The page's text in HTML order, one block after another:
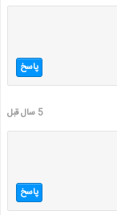
پاسخ
5 سال قبل
پاسخ